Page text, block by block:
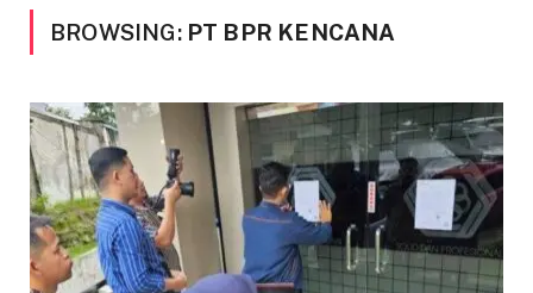
BROWSING: PT BPR KENCANA